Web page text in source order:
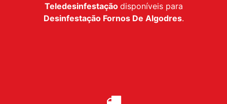
Teledesinfestação disponíveis para
DesinfestaçãoFornos De Algodres.